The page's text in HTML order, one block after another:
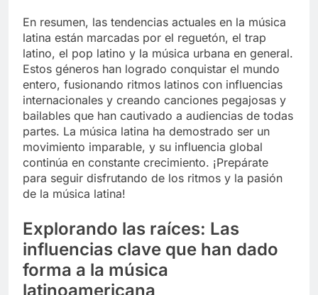
En resumen, las tendencias actuales en la música
latina están marcadas por el reguetón, el trap
latino, el pop latino y la música urbana en general.
Estos géneros han logrado conquistar el mundo
entero, fusionando ritmos latinos con influencias
internacionales y creando canciones pegajosas y
bailables que han cautivado a audiencias de todas
partes. La música latina ha demostrado ser un
movimiento imparable, y su influencia global
continúa en constante crecimiento. ¡Prepárate
para seguir disfrutando de los ritmos y la pasión
de la música latina!
Explorando las raíces: Las
influencias clave que han dado
forma a la música
latinoamericana